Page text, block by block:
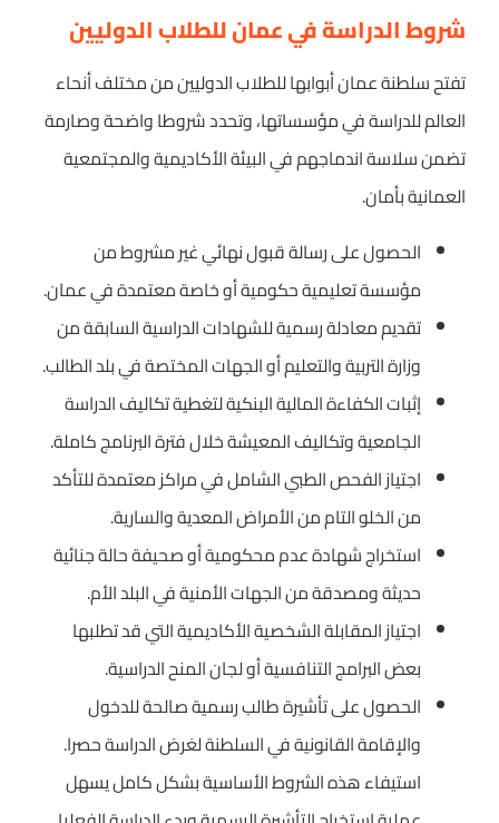
شروط الدراسة في عمان للطلاب الدوليين
تفتح سلطنة عمان أبوابها للطلاب الدوليين من مختلف أنحاء
العالم للدراسة في مؤسساتها، وتحدد شروطا واضحة وصارمة
تضمن سلاسة اندماجهم في البيئة الأكاديمية والمجتمعية
العمانية بأمان.
الحصول على رسالة قبول نهائي غير مشروط من
مؤسسة تعليمية حكومية أو خاصة معتمدة في عمان.
تقديم معادلة رسمية للشهادات الدراسية السابقة من
وزارة التربية والتعليم أو الجهات المختصة في بلد الطالب.
إثبات الكفاءة المالية البنكية لتغطية تكاليف الدراسة
الجامعية وتكاليف المعيشة خلال فترة البرنامج كاملة.
اجتياز الفحص الطبي الشامل في مراكز معتمدة للتأكد
من الخلو التام من الأمراض المعدية والسارية.
استخراج شهادة عدم محكومية أو صحيفة حالة جنائية
حديثة ومصدقة من الجهات الأمنية في البلد الأم.
اجتياز المقابلة الشخصية الأكاديمية التي قد تطلبها
بعض البرامج التنافسية أو لجان المنح الدراسية.
الحصول على تأشيرة طالب رسمية صالحة للدخول
والإقامة القانونية في السلطنة لغرض الدراسة حصرا.
استيفاء هذه الشروط الأساسية بشكل كامل يسهل